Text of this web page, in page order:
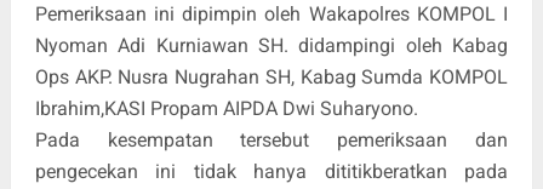
Pemeriksaan ini dipimpin oleh Wakapolres KOMPOL I
Nyoman Adi Kurniawan SH. didampingi oleh Kabag
Ops AKP. Nusra Nugrahan SH, Kabag Sumda KOMPOL
Ibrahim,KASI Propam AIPDA Dwi Suharyono.
Pada kesempatan tersebut pemeriksaan dan
pengecekan ini tidak hanya dititikberatkan pada